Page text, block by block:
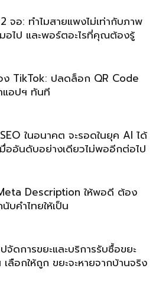
จอ: ทำไมสายแพงไม่เท่ากับภาพ
อไป และพอร์ตอะไรที่คุณต้องรู้
TikTok: ปลดล็อก QR Code
แอปฯ ทันที
ในอนาคต จะรอดในยุค AI ได้
มื่ออันดับอย่างเดียวไม่พออีกต่อไป
Description ให้พอดี ต้อง
นับคำไทยให้เป็น
จัดการขยะและบริการรับซื้อขยะ
ลือกให้ถูก ขยะจะหายจากบ้านจริง